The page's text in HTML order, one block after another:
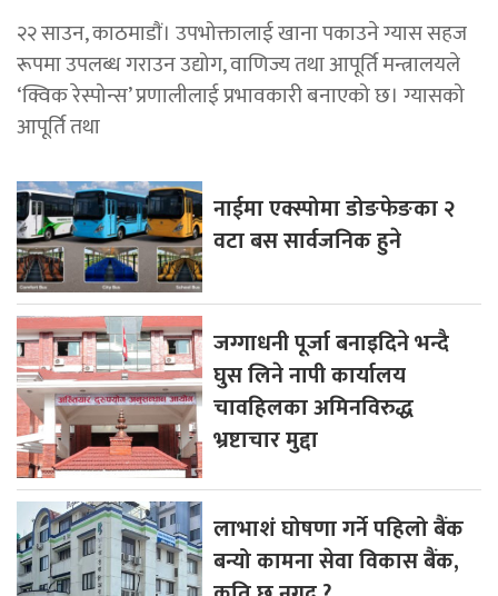
२२ साउन, काठमाडाैं। उपभोक्तालाई खाना पकाउने ग्यास सहज
रूपमा उपलब्ध गराउन उद्योग, वाणिज्य तथा आपूर्ति मन्त्रालयले
‘क्विक रेस्पोन्स’ प्रणालीलाई प्रभावकारी बनाएको छ। ग्यासको
आपूर्ति तथा
नाईमा एक्स्पोमा डोङफेङका २
वटा बस सार्वजनिक हुने
जग्गाधनी पूर्जा बनाइदिने भन्दै
घुस लिने नापी कार्यालय
चावहिलका अमिनविरुद्ध
भ्रष्टाचार मुद्दा
लाभाशं घोषणा गर्ने पहिलो बैंक
बन्यो कामना सेवा विकास बैंक,